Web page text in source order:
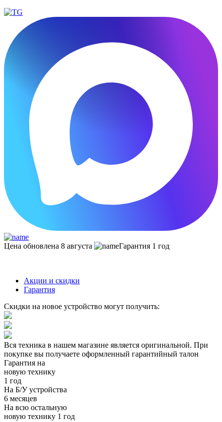
Цена обновлена 8 августа Гарантия 1 год
Акции и скидки
Гарантия
Скидки на новое устройство могут получить:
Вся техника в нашем магазине является оригинальной. При
покупке вы получаете оформленный гарантийный талон
Гарантия на
новую технику
1 год
На Б/У устройства
6 месяцев
На всю остальную
новую технику 1 год